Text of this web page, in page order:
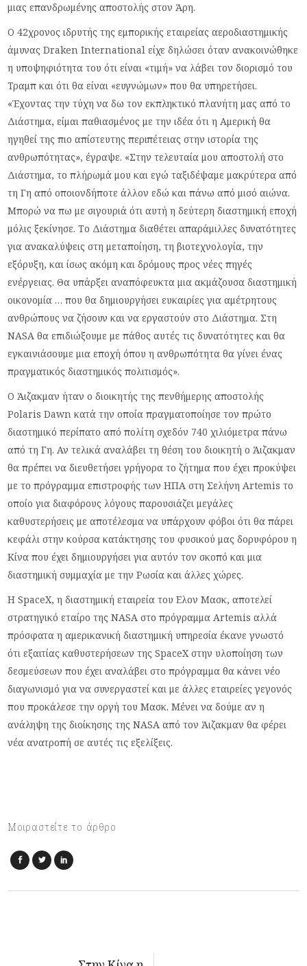
μιας επανδρωμένης αποστολής στον Άρη.
Ο 42χρονος ιδρυτής της εμπορικής εταιρείας αεροδιαστημικής
άμυνας Draken International είχε δηλώσει όταν ανακοινώθηκε
η υποψηφιότητα του ότι είναι «τιμή» να λάβει τον διορισμό του
Τραμπ και ότι θα είναι «ευγνώμων» που θα υπηρετήσει.
«Έχοντας την τύχη να δω τον εκπληκτικό πλανήτη μας από το
Διάστημα, είμαι παθιασμένος με την ιδέα ότι η Αμερική θα
ηγηθεί της πιο απίστευτης περιπέτειας στην ιστορία της
ανθρωπότητας», έγραψε. «Στην τελευταία μου αποστολή στο
Διάστημα, το πλήρωμά μου και εγώ ταξιδέψαμε μακρύτερα από
τη Γη από οποιονδήποτε άλλον εδώ και πάνω από μισό αιώνα.
Μπορώ να πω με σιγουριά ότι αυτή η δεύτερη διαστημική εποχή
μόλις ξεκίνησε. Το Διάστημα διαθέτει απαράμιλλες δυνατότητες
για ανακαλύψεις στη μεταποίηση, τη βιοτεχνολογία, την
εξόρυξη, και ίσως ακόμη και δρόμους προς νέες πηγές
ενέργειας. Θα υπάρξει αναπόφευκτα μια ακμάζουσα διαστημική
οικονομία … που θα δημιουργήσει ευκαιρίες για αμέτρητους
ανθρώπους να ζήσουν και να εργαστούν στο Διάστημα. Στη
NASA θα επιδιώξουμε με πάθος αυτές τις δυνατότητες και θα
εγκαινιάσουμε μια εποχή όπου η ανθρωπότητα θα γίνει ένας
πραγματικός διαστημικός πολιτισμός».
Ο Άιζακμαν ήταν ο διοικητής της πενθήμερης αποστολής
Polaris Dawn κατά την οποία πραγματοποίησε τον πρώτο
διαστημικό περίπατο από πολίτη σχεδόν 740 χιλιόμετρα πάνω
από τη Γη. Αν τελικά αναλάβει τη θέση του διοικητή ο Άιζακμαν
θα πρέπει να διευθετήσει γρήγορα το ζήτημα που έχει προκύψει
με το πρόγραμμα επιστροφής των ΗΠΑ στη Σελήνη Artemis το
οποίο για διαφόρους λόγους παρουσιάζει μεγάλες
καθυστερήσεις με αποτέλεσμα να υπάρχουν φόβοι ότι θα πάρει
κεφάλι στην κούρσα κατάκτησης του φυσικού μας δορυφόρου η
Κίνα που έχει δημιουργήσει για αυτόν τον σκοπό και μια
διαστημική συμμαχία με την Ρωσία και άλλες χώρες.
Η SpaceX, η διαστημική εταιρεία του Ελον Μασκ, αποτελεί
στρατηγικό εταίρο της NASA στο πρόγραμμα Artemis αλλά
πρόσφατα η αμερικανική διαστημική υπηρεσία έκανε γνωστό
ότι εξαιτίας καθυστερήσεων της SpaceX στην υλοποίηση των
δεσμεύσεων που έχει αναλάβει στο πρόγραμμα θα κάνει νέο
διαγωνισμό για να συνεργαστεί και με άλλες εταιρείες γεγονός
που προκάλεσε την οργή του Μασκ. Μένει να δούμε αν η
ανάληψη της διοίκησης της NASA από τον Άιζακμαν θα φέρει
νέα ανατροπή σε αυτές τις εξελίξεις.
Μοιραστείτε το άρθρο